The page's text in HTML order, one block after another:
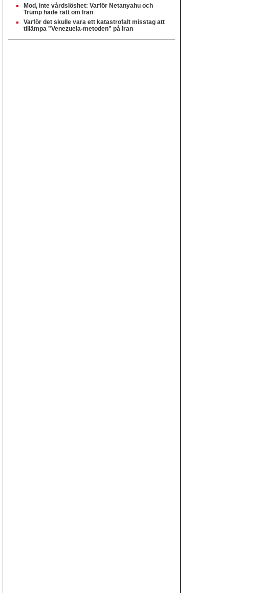
Mod, inte vårdslöshet: Varför Netanyahu och
Trump hade rätt om Iran
Varför det skulle vara ett katastrofalt misstag att
tillämpa "Venezuela-metoden" på Iran